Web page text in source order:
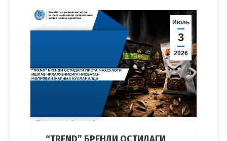
Июль
3
2026